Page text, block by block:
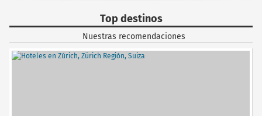
Top destinos
Nuestras recomendaciones